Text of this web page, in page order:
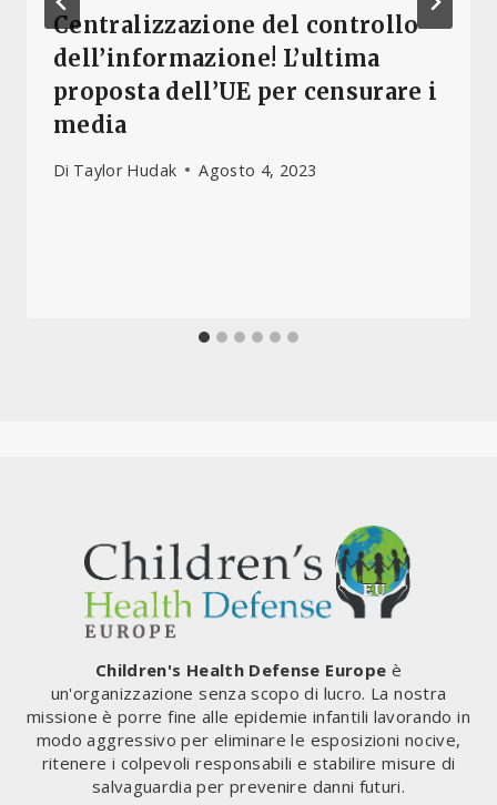
Centralizzazione del controllo
dell’informazione! L’ultima
proposta dell’UE per censurare i
media
Di Taylor Hudak Agosto 4, 2023
Children's Health Defense Europe è
un'organizzazione senza scopo di lucro. La nostra
missione è porre fine alle epidemie infantili lavorando in
modo aggressivo per eliminare le esposizioni nocive,
ritenere i colpevoli responsabili e stabilire misure di
salvaguardia per prevenire danni futuri.